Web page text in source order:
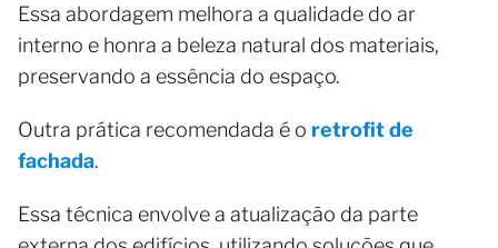
Essa abordagem melhora a qualidade do ar
interno e honra a beleza natural dos materiais,
preservando a essência do espaço.
Outra prática recomendada é o retrofit de
fachada.
Essa técnica envolve a atualização da parte